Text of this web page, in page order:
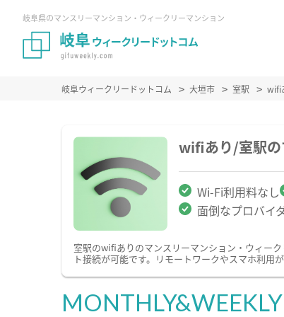
岐阜県のマンスリーマンション・ウィークリーマンション
岐阜ウィークリードットコム 大垣市 室駅 wifi
wifiあり/室駅の
Wi-Fi利用料なし
面倒なプロバイ
室駅のwifiありのマンスリーマンション・ウィー
ト接続が可能です。リモートワークやスマホ利用